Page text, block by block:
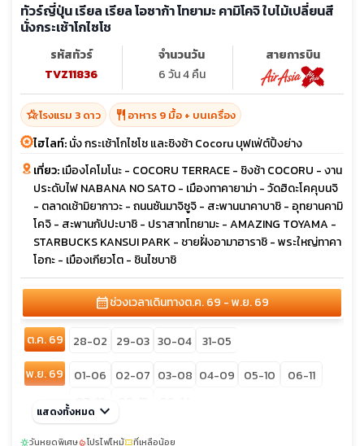
ทัวร์ญี่ปุ่น เรียล เรียล โอซาก้า โทยามะ คามิโคจิ ใบไม้เปลี่ยนสี
นั่งกระเช้าโกไซโช
รหัสทัวร์
TVZ11836
จำนวนวัน
6 วัน 4 คืน
สายการบิน
hotel_classโรงแรม 3 ดาว restaurant อาหาร 9 มื้อ + บนเครื่อง
ไฮไลท์:นั่ง กระเช้าโกไซโช และชิงช้า Cocoru บุฟเฟ่ต์ปิ้งย่าง
เที่ยว:เมืองโคโมโนะ - COCORU TERRACE - ชิงช้า COCORU - งาน
ประดับไฟ NABANA NO SATO - เมืองทาคายาม่า - วัดฮิดะโคคุบนจิ
- ตลาดเช้ามิยากาวะ - ถนนซันมาจิซูจิ - สะพานนาคาบาชิ - อุทยานคามิ
โคจิ - สะพานกัปปะบาชิ - ปราสาทโทยามะ - AMAZING TOYAMA -
STARBUCKS KANSUI PARK - ชายฝั่งอามาฮาราชิ - พระใหญ่ทาคา
โอกะ - เมืองเกียวโต - ชินไซบาชิ
calendar_monthช่วงเวลาเดินทางต.ค. 69 - พ.ย. 69
ต.ค. 69 28-02 29-03 30-04
31-05
พ.ย. 69
01-06 02-07 03-08 04-09 05-10
06-11
แสดงทั้งหมด keyboard_arrow_down
sunnyวันหยุดพิเศษlocal_fire_departmentโปรไฟไหม้confirmation_numberที่เหลือน้อย